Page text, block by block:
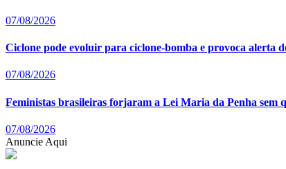
07/08/2026
Ciclone pode evoluir para ciclone-bomba e provoca alerta
07/08/2026
Feministas brasileiras forjaram a Lei Maria da Penha sem
07/08/2026
Anuncie Aqui